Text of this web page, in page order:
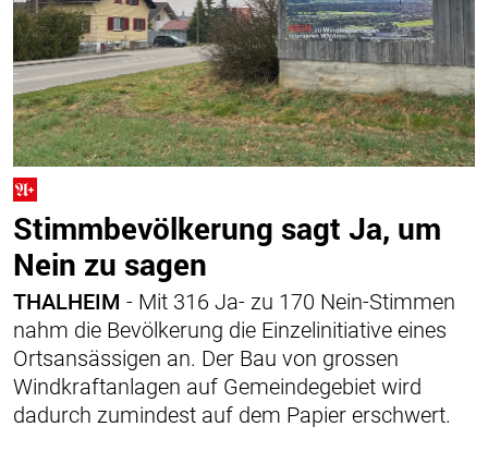
Stimmbevölkerung sagt Ja, um
Nein zu sagen
THALHEIM - Mit 316 Ja- zu 170 Nein-Stimmen
nahm die Bevölkerung die Einzelinitiative eines
Ortsansässigen an. Der Bau von grossen
Windkraftanlagen auf Gemeindegebiet wird
dadurch zumindest auf dem Papier erschwert.